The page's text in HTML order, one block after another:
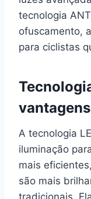
tecnologia
ofuscamento,
para ciclistas
vantagens
A tecnologia
iluminação
mais
são mais
tradicionais.